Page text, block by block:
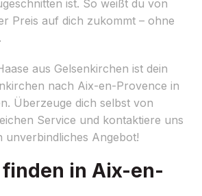
ist. So weißt du von
Preis auf dich zukommt – ohne
aus Gelsenkirchen ist dein
nach Aix-en-Provence in
Überzeuge dich selbst von
Service und kontaktiere uns
unverbindliches Angebot!
in Aix-en-